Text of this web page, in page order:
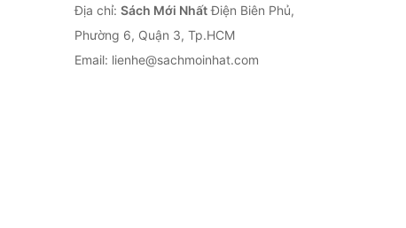
Địa chỉ: Sách Mới NhấtĐiện Biên Phủ,
Phường 6, Quận 3, Tp.HCM
Email: lienhe@sachmoinhat.com